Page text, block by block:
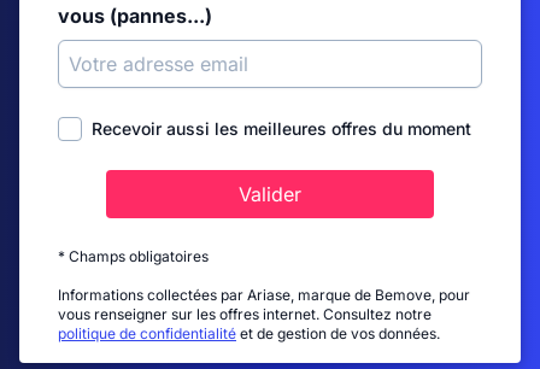
vous (pannes...)
Recevoir aussi les meilleures offres du moment
Valider
* Champs obligatoires
Informations collectées par Ariase, marque de Bemove, pour
vous renseigner sur les offres internet. Consultez notre
politique de confidentialité et de gestion de vos données.